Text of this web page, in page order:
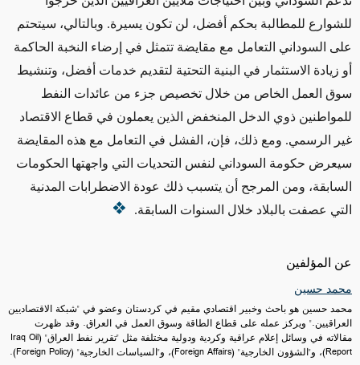
عن المؤلفين
محمد حسين
محمد حسين هو باحث وخبير اقتصادي مقيم في كردستان وعضو في "شبكة الاقتصاديين
العراقيين." ويركز عمله على قطاع الطاقة وسوق العمل في العراق. وقد ظهرت
مقالاته في وسائل إعلام عراقية وكردية ودولية مختلفة مثل "تقرير نفط العراق" (Iraq Oil
Report)، و"الشؤون الخارجية" (Foreign Affairs)، و"السياسات الخارجية" (Foreign Policy).
للشوارع للمطالبة بحكم أفضل، لن تكون يسيرة. وبالتالي، سيتحتم
على السوداني التعامل مع مقايضة تتمثل في إرضاء النخبة الحاكمة
أو زيادة الاستثمار في البنية التحتية لتقديم خدمات أفضل، وتنشيط
سوق العمل الخاص من خلال تخصيص جزء من عائدات النفط
للمواطنين ذوي الدخل المنخفض الذين يعملون في قطاع الاقتصاد
غير الرسمي. ومع ذلك، فإن، الفشل في التعامل مع هذه المقايضة
سيعرض حكومة السوداني لنفس التحديات التي واجهتها الحكومات
السابقة، ومن المرجح أن يتسبب ذلك عودة الاضطرابات المدنية
التي عصفت بالبلاد خلال السنوات السابقة.